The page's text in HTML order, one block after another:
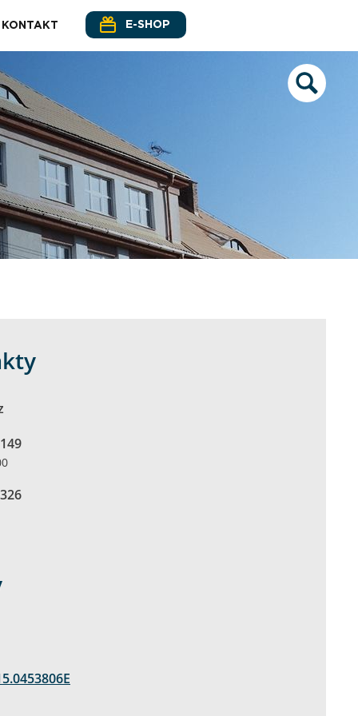
KONTAKT E-SHOP